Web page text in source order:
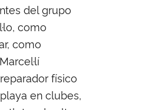
del grupo
como
como
físico
en clubes,